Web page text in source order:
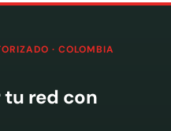
· COLOMBIA
tu red con